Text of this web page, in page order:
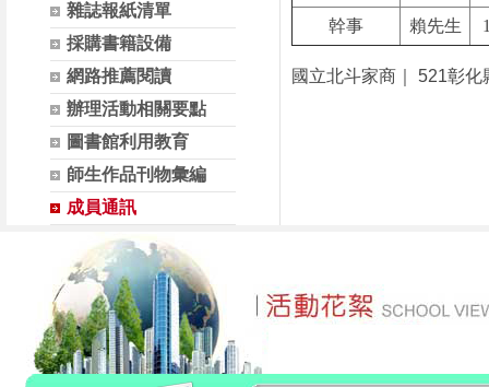
雜誌報紙清單
採購書籍設備
網路推薦閱讀
辦理活動相關要點
圖書館利用教育
師生作品刊物彙編
成員通訊
幹事 賴先生
國立北斗家商｜ 521彰